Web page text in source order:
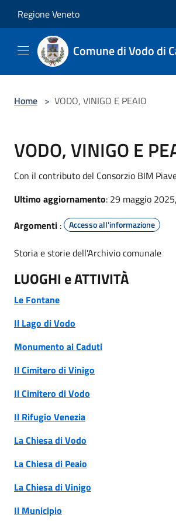
Regione Veneto
Comune di Vodo di
Home > VODO, VINIGO E PEAIO
VODO, VINIGO E
Con il contributo del Consorzio BIM
Ultimo aggiornamento: 29 maggio
Argomenti : Accesso all'informazione
Storia e storie dell'Archivio comunale
LUOGHI e ATTIVITÀ
Le Fontane
Il Lago di Vodo
Monumento ai Caduti
Il Cimitero di Vinigo
Il Cimitero di Vodo
Il Rifugio Venezia
La Chiesa di Vodo
La Chiesa di Peaio
La Chiesa di Vinigo
Il Municipio